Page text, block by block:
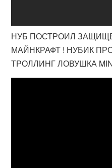
НУБ ПОСТРОИЛ
МАЙНКРАФТ ! НУБИК
ТРОЛЛИНГ ЛОВУШКА